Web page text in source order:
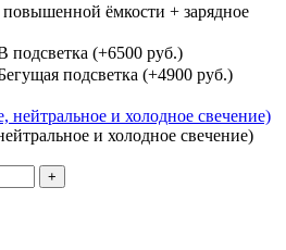
ёмкости + зарядное
подсветка (+6500 руб.)
подсветка (+4900 руб.)
и холодное свечение)
+